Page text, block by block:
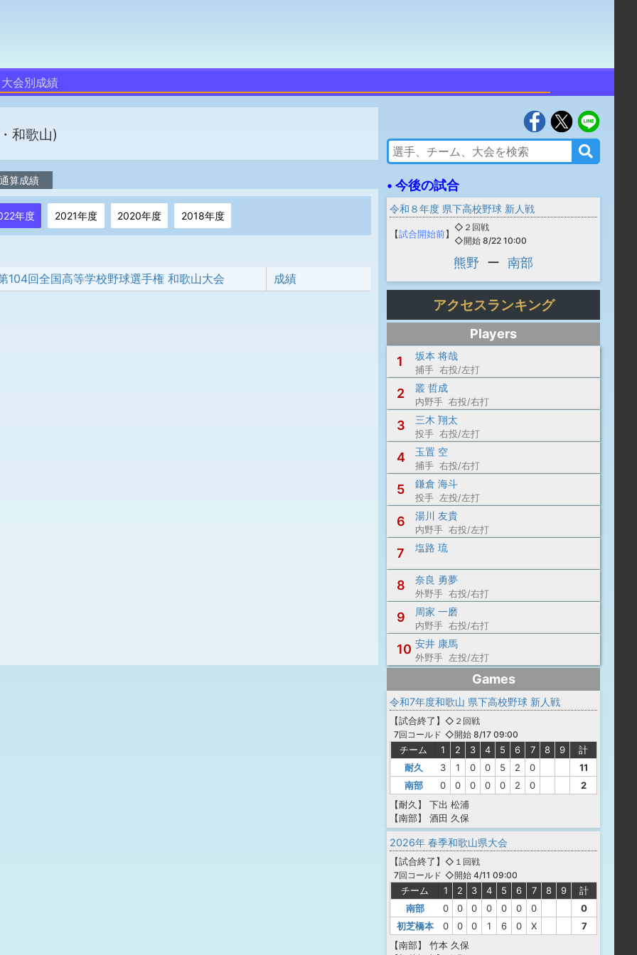
大会別成績
和歌山)
通算成績
年度 2021年度 2020年度 2018年度
104回全国高等学校野球選手権 和歌山大会 成績
• 今後の試合
令和８年度 県下高校野球 新人戦
【試合開始前】
◇２回戦
◇開始 8/22 10:00
熊野 ー 南部
アクセスランキング
Players
1
坂本 将哉
捕手 右投/左打
2 叢 哲成
内野手 右投/右打
3 三木 翔太
投手 右投/左打
4 玉置 空
捕手 右投/右打
5 鎌倉 海斗
投手 左投/左打
6 湯川 友貴
内野手 右投/左打
7 塩路 琉
8 奈良 勇夢
外野手 右投/右打
9 周家 一磨
内野手 右投/右打
10 安井 康馬
外野手 左投/左打
Games
令和7年度和歌山 県下高校野球 新人戦
【試合終了 】
7回コールド
◇２回戦
◇開始 8/17 09:00
チーム 1 2 3 4 5 6 7 8 9
計
耐久
3 1 0 0 5 2 0
11
南部
0 0 0 0 0 2 0
2
【耐久】
下出 松浦
【南部】
酒田 久保
2026年 春季和歌山県大会
【試合終了 】
7回コールド
◇１回戦
◇開始 4/11 09:00
チーム 1 2 3 4 5 6 7 8 9
計
南部
0 0 0 0 0 0 0
0
初芝橋本
0 0 0 1 6 0 X
7
【南部】
竹本 久保